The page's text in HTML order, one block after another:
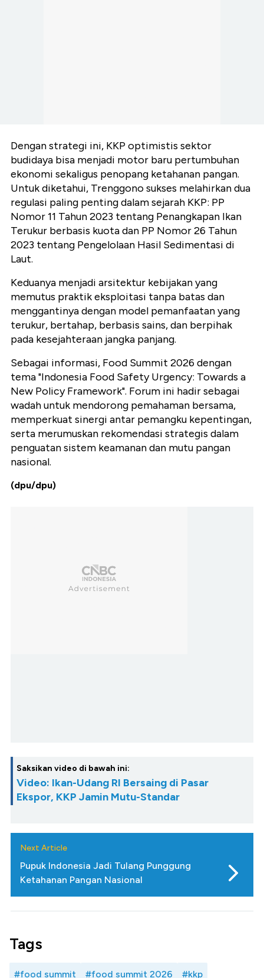
Dengan strategi ini, KKP optimistis sektor
budidaya bisa menjadi motor baru pertumbuhan
ekonomi sekaligus penopang ketahanan pangan.
Untuk diketahui, Trenggono sukses melahirkan dua
regulasi paling penting dalam sejarah KKP: PP
Nomor 11 Tahun 2023 tentang Penangkapan Ikan
Terukur berbasis kuota dan PP Nomor 26 Tahun
2023 tentang Pengelolaan Hasil Sedimentasi di
Laut.
Keduanya menjadi arsitektur kebijakan yang
memutus praktik eksploitasi tanpa batas dan
menggantinya dengan model pemanfaatan yang
terukur, bertahap, berbasis sains, dan berpihak
pada kesejahteraan jangka panjang.
Sebagai informasi, Food Summit 2026 dengan
tema "Indonesia Food Safety Urgency: Towards a
New Policy Framework". Forum ini hadir sebagai
wadah untuk mendorong pemahaman bersama,
memperkuat sinergi antar pemangku kepentingan,
serta merumuskan rekomendasi strategis dalam
penguatan sistem keamanan dan mutu pangan
nasional.
(dpu/dpu)
Saksikan video di bawah ini:
Video: Ikan-Udang RI Bersaing di Pasar
Ekspor, KKP Jamin Mutu-Standar
Next Article
Pupuk Indonesia Jadi Tulang Punggung
Ketahanan Pangan Nasional
Tags
#food summit #food summit 2026 #kkp